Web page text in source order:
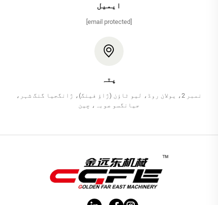
ایمیل
پتہ
نمبر 2، یولان روڈ، لیو ٹاؤن (ژاؤ فینگ)، ژانگجیا گنگ شہر،
جیانگسو صوبہ، چین